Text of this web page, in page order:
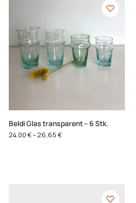
Beldi Glas transparent – 6 Stk.
24,00 €–26,65 €